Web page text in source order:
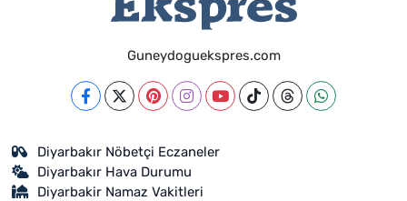
Guneydoguekspres.com
Diyarbakır Nöbetçi Eczaneler
Diyarbakır Hava Durumu
Diyarbakir Namaz Vakitleri